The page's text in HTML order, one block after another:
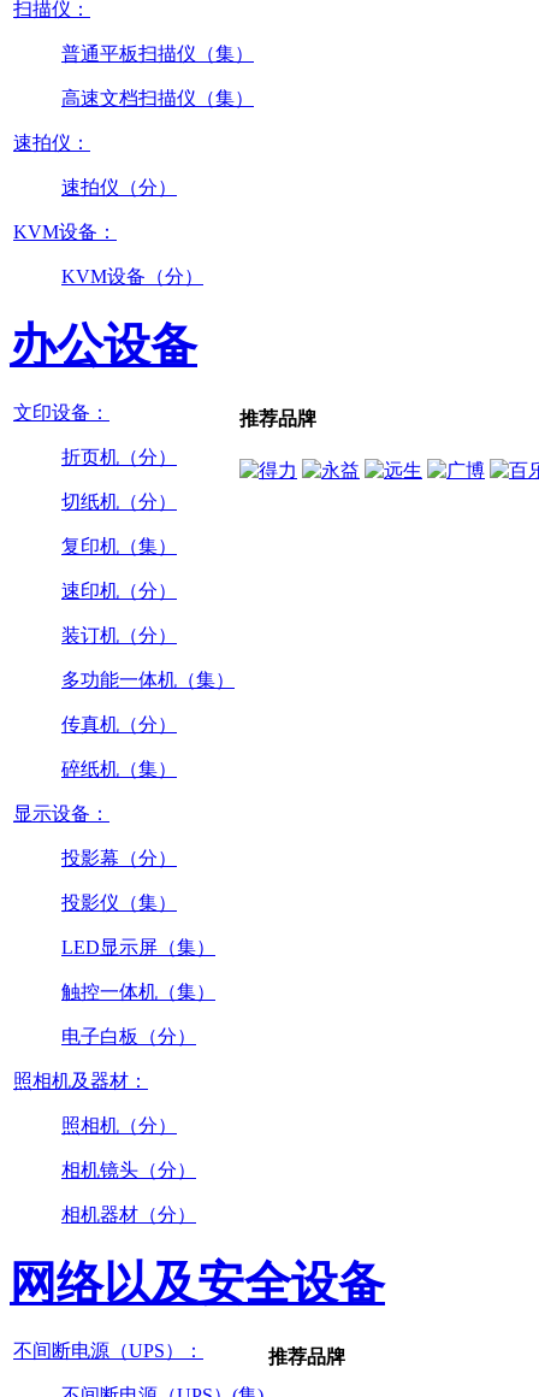
扫描仪：
普通平板扫描仪（集）
高速文档扫描仪（集）
速拍仪：
速拍仪（分）
KVM设备：
KVM设备（分）
办公设备
文印设备：
折页机（分）
切纸机（分）
复印机（集）
速印机（分）
装订机（分）
多功能一体机（集）
传真机（分）
碎纸机（集）
显示设备：
投影幕（分）
投影仪（集）
LED显示屏（集）
触控一体机（集）
电子白板（分）
照相机及器材：
照相机（分）
相机镜头（分）
相机器材（分）
推荐品牌
网络以及安全设备
不间断电源（UPS）： 推荐品牌